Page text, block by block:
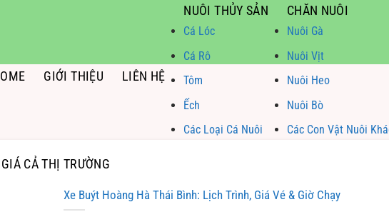
GIỚI THIỆU LIÊN HỆ
NUÔI THỦY SẢN
Cá Lóc
Cá Rô
Tôm
Ếch
Các Loại Cá Nuôi
CHĂN NUÔI
Nuôi Gà
Nuôi Vịt
Nuôi Heo
Nuôi Bò
Các Con Vật Nuôi
GIÁ CẢ THỊ TRƯỜNG
Xe Buýt Hoàng Hà Thái Bình: Lịch Trình, Giá Vé & Giờ Chạy